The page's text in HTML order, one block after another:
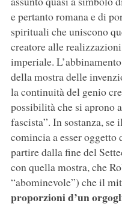
e pertanto romana e di
spirituali che uniscono
creatore alle
imperiale.
della mostra delle
la continuità del genio
possibilità che si aprono
fascista”. In sostanza,
comincia a esser
partire dalla fine del
con quella mostra, che
“abominevole”) che il
proporzioni d’un